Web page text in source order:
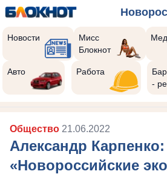
Новости
Мисс
Блокнот
Авто Работа
-
Общество 21.06.2022
Александр Карпенко:
«Новороссийские